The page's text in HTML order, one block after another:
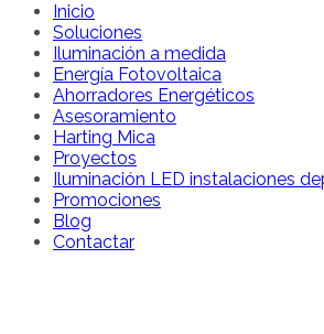
Inicio
Soluciones
Iluminación a medida
Energía Fotovoltaica
Ahorradores Energéticos
Asesoramiento
Harting Mica
Proyectos
Iluminación LED instalaciones
Promociones
Blog
Contactar